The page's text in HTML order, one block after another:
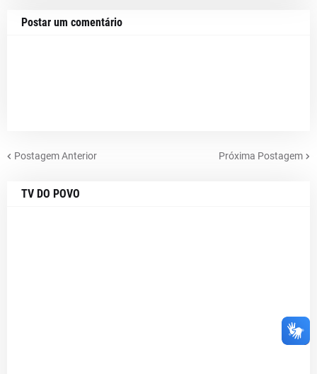
Postar um comentário
Postagem Anterior Próxima Postagem
TV DO POVO